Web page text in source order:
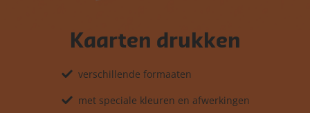
Kaarten drukken
verschillende formaaten
met speciale kleuren en afwerkingen